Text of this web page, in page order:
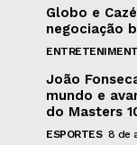
Globo e
negociação
João
mundo e
do Masters
ESPORTES 8 de